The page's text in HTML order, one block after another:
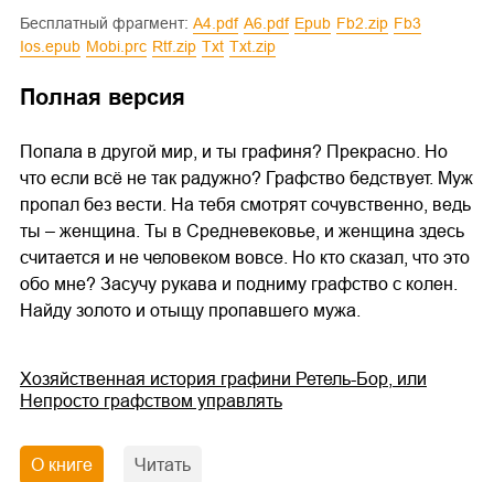
Бесплатный фрагмент:
a4.pdf a6.pdf epub fb2.zip
fb3
ios.epub
mobi.prc rtf.zip txt txt.zip
Полная версия
Попала в другой мир, и ты графиня? Прекрасно. Но
что если всё не так радужно? Графство бедствует. Муж
пропал без вести. На тебя смотрят сочувственно, ведь
ты – женщина. Ты в Средневековье, и женщина здесь
считается и не человеком вовсе. Но кто сказал, что это
обо мне? Засучу рукава и подниму графство с колен.
Найду золото и отыщу пропавшего мужа.
Хозяйственная история графини Ретель-Бор, или
Непросто графством управлять
О книге Читать